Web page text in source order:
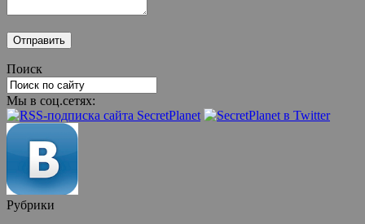
Поиск
Мы в соц.сетях:
Рубрики